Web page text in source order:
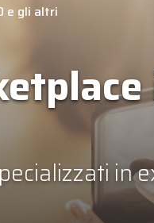
e gli altri
in